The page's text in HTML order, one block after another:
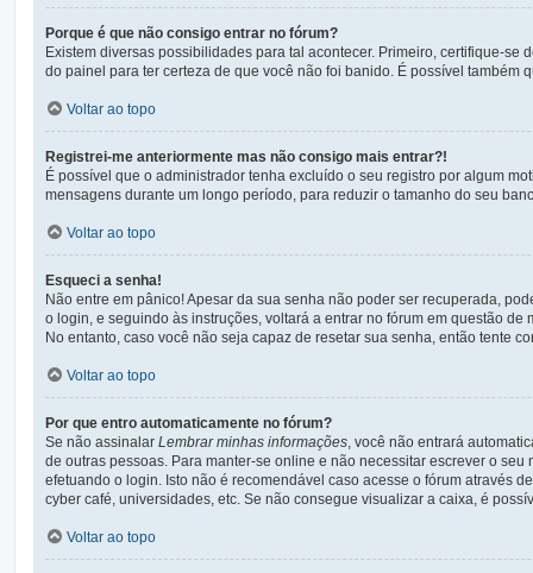
Porque é que não consigo entrar no fórum?
Existem diversas possibilidades para tal acontecer. Primeiro, certifique-
do painel para ter certeza de que você não foi banido. É possível
Voltar ao topo
Registrei-me anteriormente mas não consigo mais entrar?!
É possível que o administrador tenha excluído o seu registro por algum
mensagens durante um longo período, para reduzir o tamanho do seu
Voltar ao topo
Esqueci a senha!
Não entre em pânico! Apesar da sua senha não poder ser recuperada,
o login, e seguindo às instruções, voltará a entrar no fórum em questão de
No entanto, caso você não seja capaz de resetar sua senha, então tente
Voltar ao topo
Por que entro automaticamente no fórum?
Se não assinalar Lembrar minhas informações , você não entrará
de outras pessoas. Para manter-se online e não necessitar escrever o
efetuando o login. Isto não é recomendável caso acesse o fórum através
cyber café, universidades, etc. Se não consegue visualizar a caixa, é
Voltar ao topo